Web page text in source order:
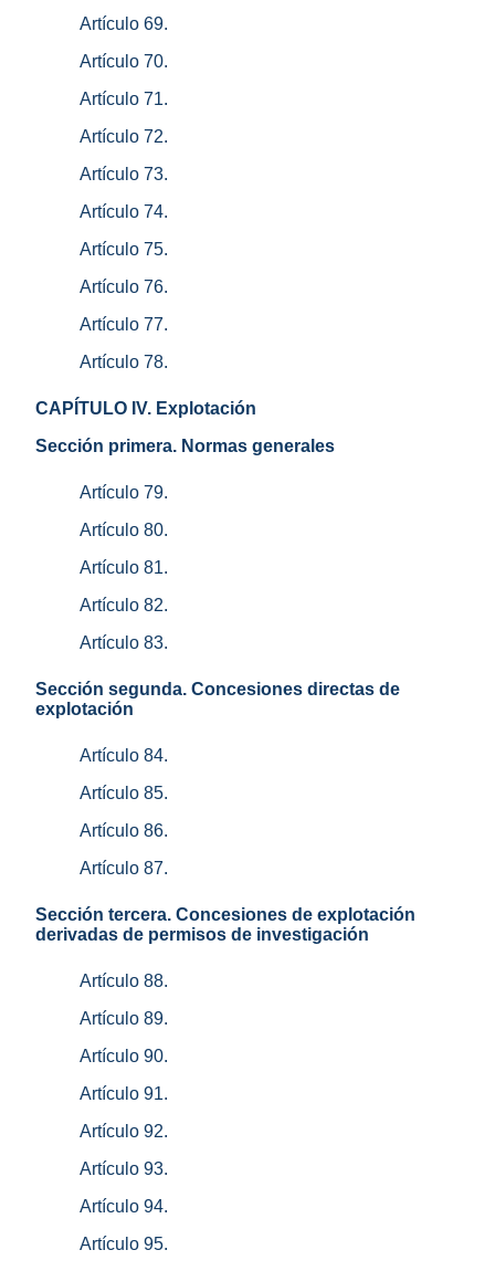
Artículo 69.
Artículo 70.
Artículo 71.
Artículo 72.
Artículo 73.
Artículo 74.
Artículo 75.
Artículo 76.
Artículo 77.
Artículo 78.
CAPÍTULO IV. Explotación
Sección primera. Normas generales
Artículo 79.
Artículo 80.
Artículo 81.
Artículo 82.
Artículo 83.
Sección segunda. Concesiones directas de
explotación
Artículo 84.
Artículo 85.
Artículo 86.
Artículo 87.
Sección tercera. Concesiones de explotación
derivadas de permisos de investigación
Artículo 88.
Artículo 89.
Artículo 90.
Artículo 91.
Artículo 92.
Artículo 93.
Artículo 94.
Artículo 95.